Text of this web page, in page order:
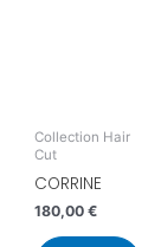
Collection Hair
Cut
CORRINE
180,00 €